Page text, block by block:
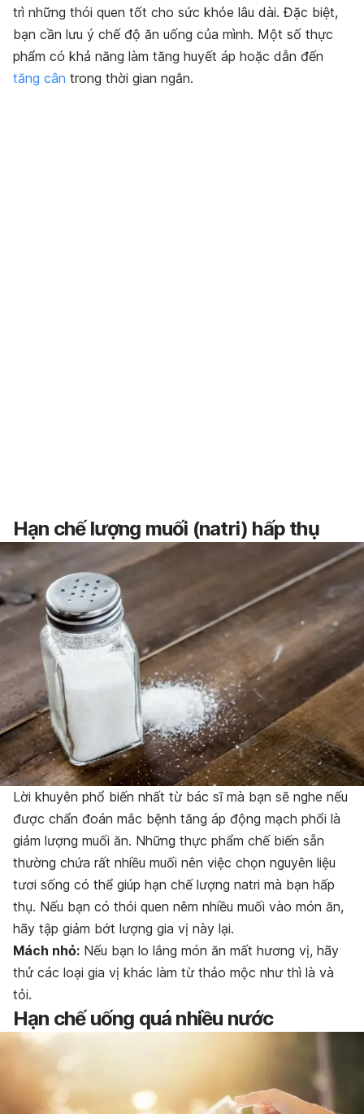
trì những thói quen tốt cho sức khỏe lâu dài. Đặc biệt,
bạn cần lưu ý chế độ ăn uống của mình. Một số thực
phẩm có khả năng làm tăng huyết áp hoặc dẫn đến
tăng cân trong thời gian ngắn.
Hạn chế lượng muối (natri) hấp thụ
Lời khuyên phổ biến nhất từ bác sĩ mà bạn sẽ nghe nếu
được chẩn đoán mắc bệnh tăng áp động mạch phổi là
giảm lượng muối ăn. Những thực phẩm chế biến sẵn
thường chứa rất nhiều muối nên việc chọn nguyên liệu
tươi sống có thể giúp hạn chế lượng natri mà bạn hấp
thụ. Nếu bạn có thói quen nêm nhiều muối vào món ăn,
hãy tập giảm bớt lượng gia vị này lại.
Mách nhỏ: Nếu bạn lo lắng món ăn mất hương vị, hãy
thử các loại gia vị khác làm từ thảo mộc như thì là và
tỏi.
Hạn chế uống quá nhiều nước